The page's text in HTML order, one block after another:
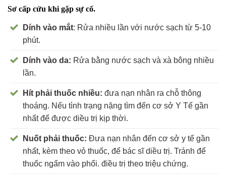
Sơ cấp cứu khi gặp sự cố.
Dính vào mắt: Rửa nhiều lần với nước sạch từ 5-10
phút.
Dính vào da: Rửa bằng nước sạch và xà bông nhiều
lần.
Hít phải thuốc nhiều: đưa nạn nhân ra chỗ thông
thoáng. Nếu tình trạng nặng tìm đến cơ sở Y Tế gần
nhất để được diều trị kịp thời.
Nuốt phải thuốc: Đưa nạn nhân đến cơ sở y tế gần
nhất, kèm theo vỏ thuốc, để bác sĩ diều trị. Tránh để
thuốc ngấm vào phổi. điều trị theo triệu chứng.